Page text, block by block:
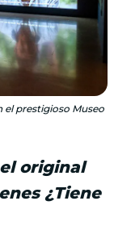
el prestigioso Museo
original
¿Tiene